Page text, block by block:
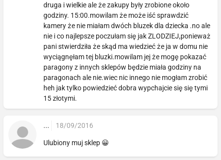
druga i wielkie ale że zakupy były zrobione około
godziny. 15:00.mowilam że może iść sprawdzić
kamery że nie miałam dwóch bluzek dla dziecka .no ale
nie i co najlepsze poczułam się jak ZLODZIEJ,ponieważ
pani stwierdziła że skąd ma wiedzieć że ja w domu nie
wyciągnęłam tej bluzki.mowilam jej że mogę pokazać
paragony z innych sklepów będzie miała godziny na
paragonach ale nie.wiec nic innego nie mogłam zrobić
heh jak tylko powiedzieć dobra wypchajcie się się tymi
15 złotymi.
... 18/09/2016
Ulubiony muj sklep 😀